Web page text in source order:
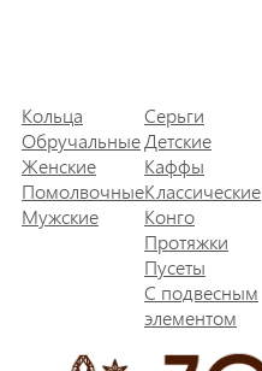
Кольца
Обручальные
Женские
Помолвочные
Мужские
Серьги
Детские
Каффы
Классические
Конго
Протяжки
Пусеты
С подвесным
элементом